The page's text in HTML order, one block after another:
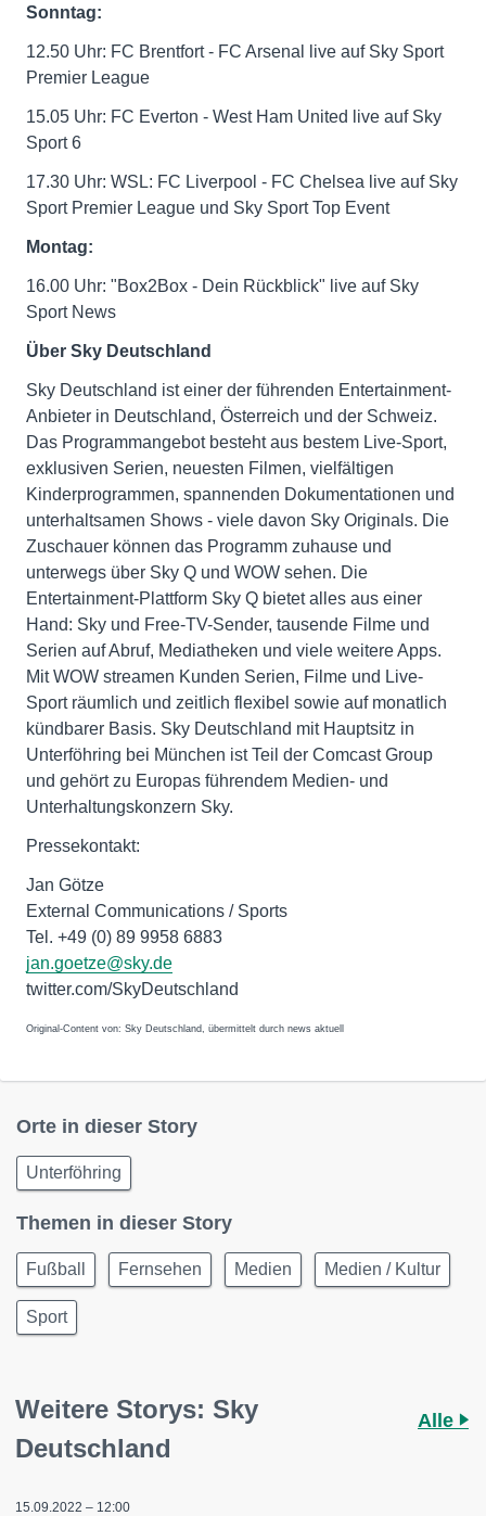
Sonntag:
12.50 Uhr: FC Brentfort - FC Arsenal live auf Sky Sport
Premier League
15.05 Uhr: FC Everton - West Ham United live auf Sky
Sport 6
17.30 Uhr: WSL: FC Liverpool - FC Chelsea live auf Sky
Sport Premier League und Sky Sport Top Event
Montag:
16.00 Uhr: "Box2Box - Dein Rückblick" live auf Sky
Sport News
Über Sky Deutschland
Sky Deutschland ist einer der führenden Entertainment-
Anbieter in Deutschland, Österreich und der Schweiz.
Das Programmangebot besteht aus bestem Live-Sport,
exklusiven Serien, neuesten Filmen, vielfältigen
Kinderprogrammen, spannenden Dokumentationen und
unterhaltsamen Shows - viele davon Sky Originals. Die
Zuschauer können das Programm zuhause und
unterwegs über Sky Q und WOW sehen. Die
Entertainment-Plattform Sky Q bietet alles aus einer
Hand: Sky und Free-TV-Sender, tausende Filme und
Serien auf Abruf, Mediatheken und viele weitere Apps.
Mit WOW streamen Kunden Serien, Filme und Live-
Sport räumlich und zeitlich flexibel sowie auf monatlich
kündbarer Basis. Sky Deutschland mit Hauptsitz in
Unterföhring bei München ist Teil der Comcast Group
und gehört zu Europas führendem Medien- und
Unterhaltungskonzern Sky.
Pressekontakt:
Jan Götze
External Communications / Sports
Tel. +49 (0) 89 9958 6883
jan.goetze@sky.de
twitter.com/SkyDeutschland
Original-Content von: Sky Deutschland, übermittelt durch news aktuell
Orte in dieser Story
Unterföhring
Themen in dieser Story
Fußball Fernsehen Medien Medien / Kultur
Sport
Weitere Storys: Sky
Deutschland
Alle
15.09.2022 – 12:00